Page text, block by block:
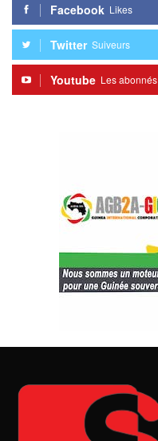
Facebook Likes
Twitter Suiveurs
Youtube Les abonnés